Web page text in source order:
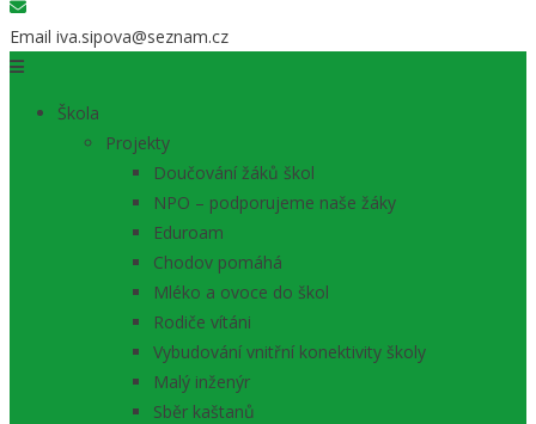
Email iva.sipova@seznam.cz
Škola
Projekty
Doučování žáků škol
NPO – podporujeme naše žáky
Eduroam
Chodov pomáhá
Mléko a ovoce do škol
Rodiče vítáni
Vybudování vnitřní konektivity školy
Malý inženýr
Sběr kaštanů